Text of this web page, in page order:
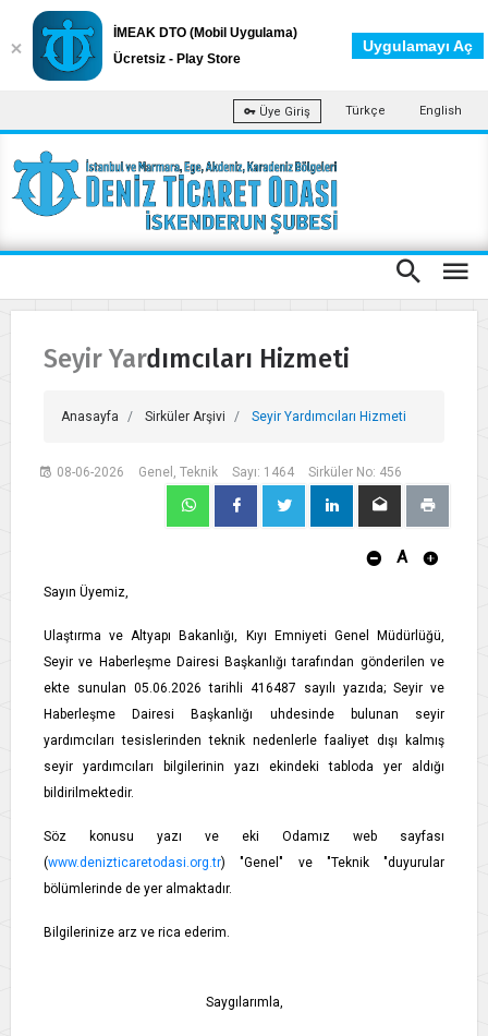
Üye Giriş Türkçe English
Seyir Yardımcıları Hizmeti
Anasayfa Sirküler Arşivi Seyir Yardımcıları Hizmeti
08-06-2026 Genel, Teknik Sayı: 1464 Sirküler No: 456
A
Sayın Üyemiz,
Ulaştırma ve Altyapı Bakanlığı, Kıyı Emniyeti Genel Müdürlüğü,
Seyir ve Haberleşme Dairesi Başkanlığı tarafından gönderilen ve
ekte sunulan 05.06.2026 tarihli 416487 sayılı yazıda; Seyir ve
Haberleşme Dairesi Başkanlığı uhdesinde bulunan seyir
yardımcıları tesislerinden teknik nedenlerle faaliyet dışı kalmış
seyir yardımcıları bilgilerinin yazı ekindeki tabloda yer aldığı
bildirilmektedir.
Söz konusu yazı ve eki Odamız web sayfası
(www.denizticaretodasi.org.tr) "Genel" ve "Teknik "duyurular
bölümlerinde de yer almaktadır.
Bilgilerinize arz ve rica ederim.
Saygılarımla,
İMEAK DTO (Mobil Uygulama)
Ücretsiz - Play Store
Uygulamayı Aç